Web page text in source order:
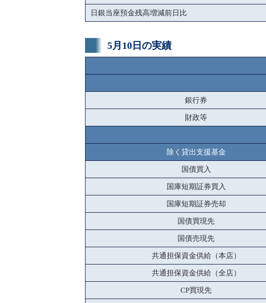
日銀当座預金残高増減前日比
5月10日の実績
銀行券
財政等
除く貸出支援基金
国債買入
国庫短期証券買入
国庫短期証券売却
国債買現先
国債売現先
共通担保資金供給（本店）
共通担保資金供給（全店）
CP買現先